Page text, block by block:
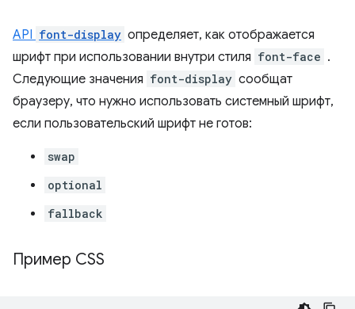
API font-display определяет, как отображается
шрифт при использовании внутри стиля font-face .
Следующие значения font-display сообщат
браузеру, что нужно использовать системный шрифт,
если пользовательский шрифт не готов:
swap
optional
fallback
Пример CSS